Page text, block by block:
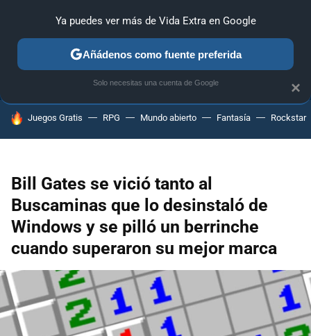
ANÁLISIS GUÍAS Y TRUCOS PC SONY NINTENDO
HOY SE HABLA DE
Juegos Gratis RPG Mundo abierto Fantasía Rockstar
Bill Gates se vició tanto al
Buscaminas que lo desinstaló de
Windows y se pilló un berrinche
cuando superaron su mejor marca
×
Ya puedes ver más de Vida Extra en Google
Añádenos como fuente preferida
Solo necesitas una cuenta de Google